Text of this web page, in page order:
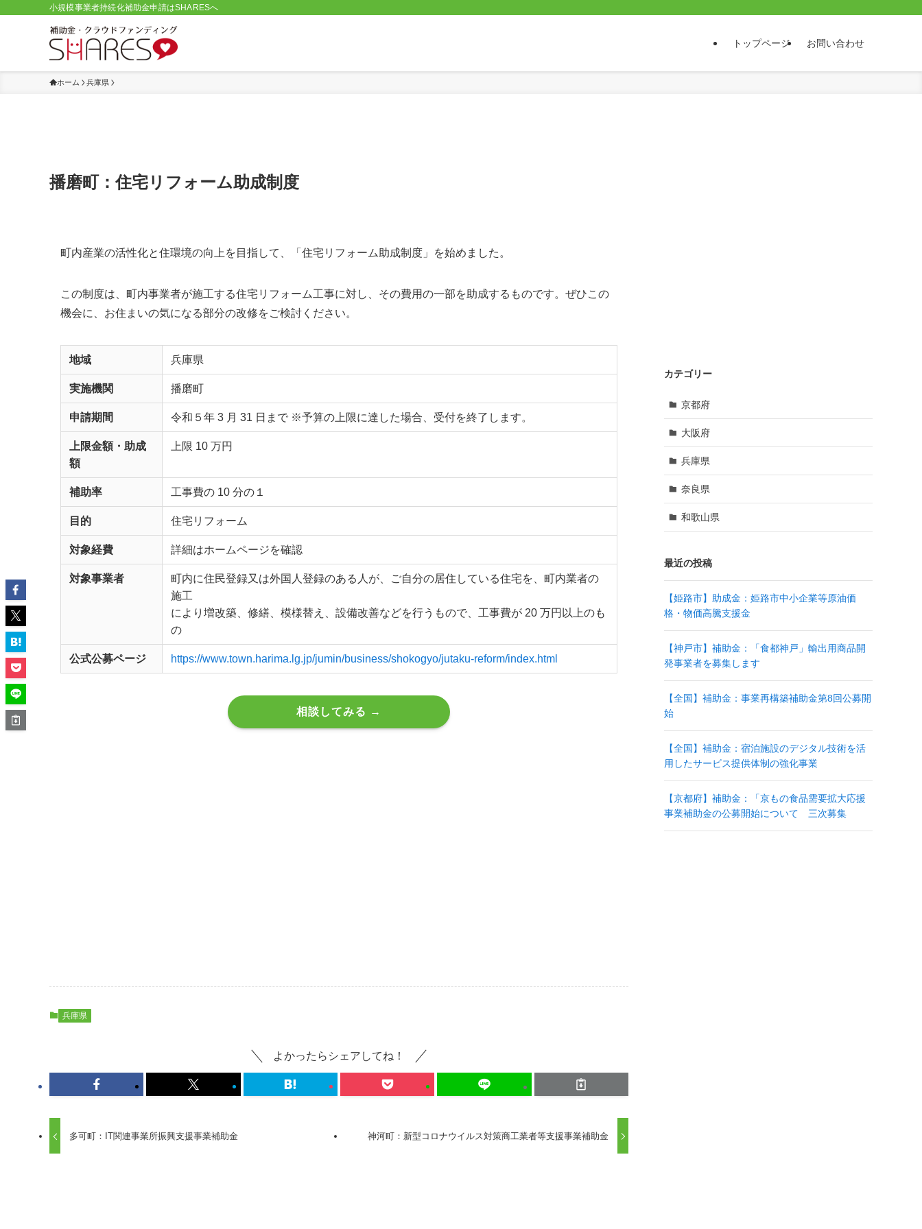
小規模事業者持続化補助金申請はSHARESへ
トップページ お問い合わせ
ホーム 兵庫県
播磨町：住宅リフォーム助成制度
町内産業の活性化と住環境の向上を目指して、「住宅リフォーム助成制度」を始めました。
この制度は、町内事業者が施工する住宅リフォーム工事に対し、その費用の一部を助成するものです。ぜひこの
機会に、お住まいの気になる部分の改修をご検討ください。
地域 兵庫県
実施機関 播磨町
申請期間 令和５年 3 月 31 日まで ※予算の上限に達した場合、受付を終了します。
上限金額・助成
額
上限 10 万円
補助率 工事費の 10 分の１
目的 住宅リフォーム
対象経費 詳細はホームページを確認
対象事業者
町内に住民登録又は外国人登録のある人が、ご自分の居住している住宅を、町内業者の
施工
により増改築、修繕、模様替え、設備改善などを行うもので、工事費が 20 万円以上のも
の
公式公募ページ https://www.town.harima.lg.jp/jumin/business/shokogyo/jutaku-reform/index.html
相談してみる →
兵庫県
よかったらシェアしてね！
多可町：IT関連事業所振興支援事業補助金 神河町：新型コロナウイルス対策商工業者等支援事業補助金
カテゴリー
京都府
大阪府
兵庫県
奈良県
和歌山県
最近の投稿
【姫路市】助成金：姫路市中小企業等原油価
格・物価高騰支援金
【神戸市】補助金：「食都神戸」輸出用商品開
発事業者を募集します
【全国】補助金：事業再構築補助金第8回公募開
始
【全国】補助金：宿泊施設のデジタル技術を活
用したサービス提供体制の強化事業
【京都府】補助金：「京もの食品需要拡大応援
事業補助金の公募開始について 三次募集